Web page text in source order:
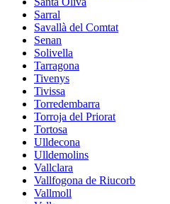
Sarral
Savallà del Comtat
Senan
Solivella
Tarragona
Tivenys
Tivissa
Torredembarra
Torroja del Priorat
Tortosa
Ulldecona
Ulldemolins
Vallclara
Vallfogona de Riucorb
Vallmoll